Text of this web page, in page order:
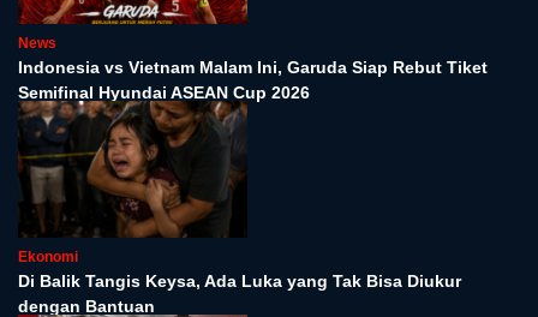
News
Indonesia vs Vietnam Malam Ini, Garuda Siap Rebut Tiket
Semifinal Hyundai ASEAN Cup 2026
Ekonomi
Di Balik Tangis Keysa, Ada Luka yang Tak Bisa Diukur
dengan Bantuan